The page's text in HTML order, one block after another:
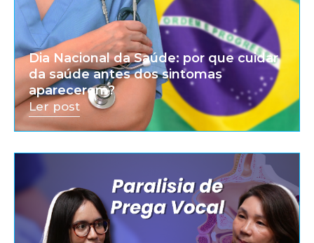
Dia Nacional da Saúde: por que cuidar
da saúde antes dos sintomas
aparecerem?
Ler post